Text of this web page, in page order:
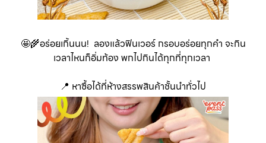
🤩🌾อร่อยเกิ้นนน! ลองแล้วฟินเวอร์ กรอบอร่อยทุกคำ จะกิน
เวลาไหนก็อิ่มท้อง พกไปกินได้ทุกที่ทุกเวลา
📍 หาซื้อได้ที่ห้างสรรพสินค้าชั้นนำทั่วไป